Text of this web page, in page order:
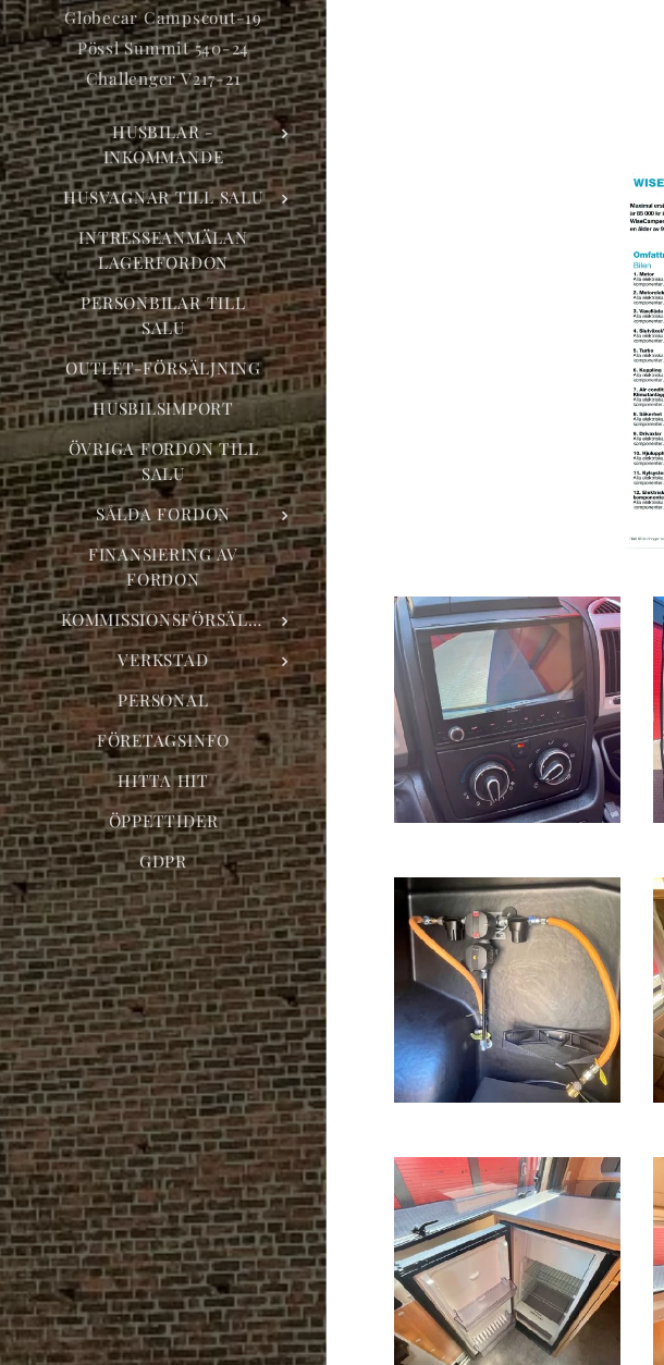
Globecar Campscout-19
Pössl Summit 540-24
Challenger V217-21
HUSBILAR -
INKOMMANDE
HUSVAGNAR TILL SALU
INTRESSEANMÄLAN
LAGERFORDON
PERSONBILAR TILL
SALU
OUTLET-FÖRSÄLJNING
HUSBILSIMPORT
ÖVRIGA FORDON TILL
SALU
SÅLDA FORDON
FINANSIERING AV
FORDON
KOMMISSIONSFÖRSÄLJNING
VERKSTAD
PERSONAL
FÖRETAGSINFO
HITTA HIT
ÖPPETTIDER
GDPR